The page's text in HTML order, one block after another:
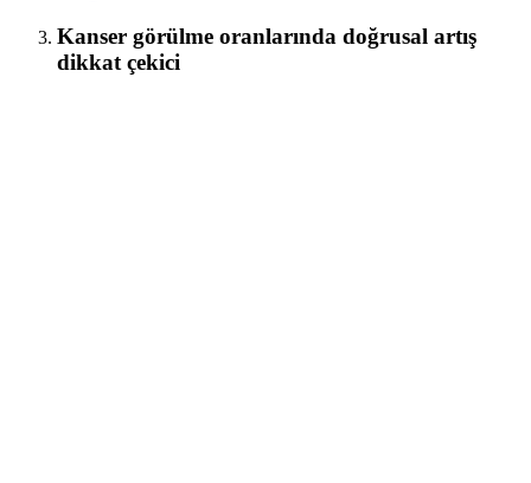
Kanser görülme oranlarında doğrusal artış
dikkat çekici